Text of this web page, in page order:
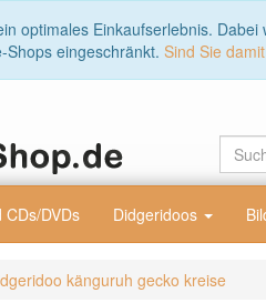
optimales Einkaufserlebnis.
eingeschränkt. Sind Sie
CDs/DVDs Didgeridoos
känguruh gecko kreise